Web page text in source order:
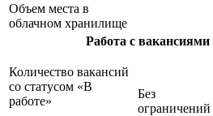
Объем места в
облачном хранилище
Работа с вакансиями
Количество вакансий
со статусом «В
работе»
Без
ограничений